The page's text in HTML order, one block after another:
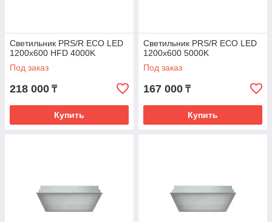
Светильник PRS/R ECO LED
1200x600 HFD 4000K
Под заказ
218 000 ₸
Купить
Светильник PRS/R ECO LED
1200x600 5000K
Под заказ
167 000 ₸
Купить